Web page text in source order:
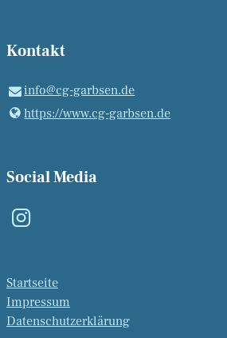
Kontakt
info@​cg-garbsen.​de
https://www.​cg-garbsen.​de
Social Media
Startseite
Impressum
Datenschutzerklärung